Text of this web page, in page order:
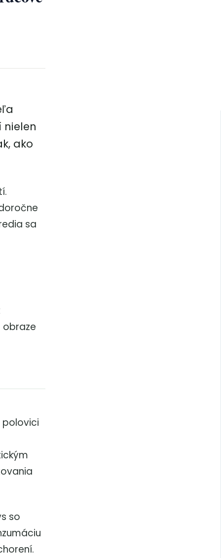
nielen
ako
sa
obraze
polovici
so